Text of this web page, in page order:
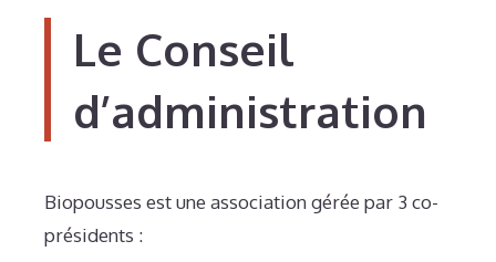
Le Conseil
d’administration
Biopousses est une association gérée par 3 co-
présidents :